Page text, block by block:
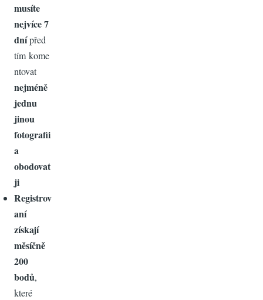
musíte
nejvíce 7
dnípřed
tím kome
ntovat
nejméně
jednu
jinou
fotografii
a
obodovat
ji
Registrov
aní
získají
měsíčně
200
bodů,
které